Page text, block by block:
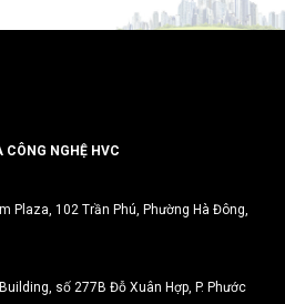
CÔNG NGHỆ HVC
Plaza, 102 Trần Phú, Phường Hà Đông,
số 277B Đỗ Xuân Hợp, P. Phước